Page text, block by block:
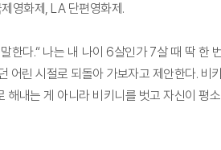
영화제, LA 단편영화제.
한다.“ 나는 내 나이 6살인가 7살 때 딱 한
어린 시절로 되돌아 가보자고 제안한다.
해내는 게 아니라 비키니를 벗고 자신이 평